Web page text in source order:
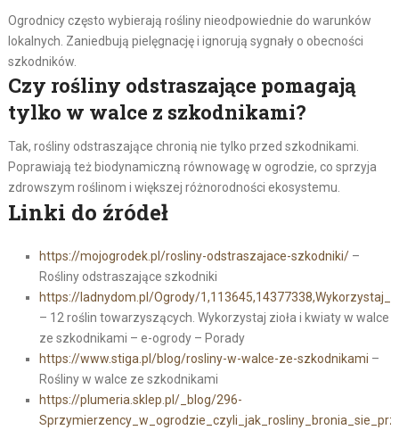
Ogrodnicy często wybierają rośliny nieodpowiednie do warunków
lokalnych. Zaniedbują pielęgnację i ignorują sygnały o obecności
szkodników.
Czy rośliny odstraszające pomagają
tylko w walce z szkodnikami?
Tak, rośliny odstraszające chronią nie tylko przed szkodnikami.
Poprawiają też biodynamiczną równowagę w ogrodzie, co sprzyja
zdrowszym roślinom i większej różnorodności ekosystemu.
Linki do źródeł
https://mojogrodek.pl/rosliny-odstraszajace-szkodniki/–
Rośliny odstraszające szkodniki
https://ladnydom.pl/Ogrody/
– 12 roślin towarzyszących. Wykorzystaj zioła i kwiaty w walce
ze szkodnikami – e-ogrody – Porady
https://www.stiga.pl/blog/rosliny-w-walce-ze-szkodnikami –
Rośliny w walce ze szkodnikami
https://plumeria.sklep.pl/_blog/296-